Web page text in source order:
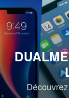
Aller
au
contenu